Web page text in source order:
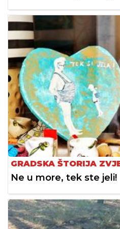
GRADSKA ŠTORIJA
Ne u more, tek ste jeli!